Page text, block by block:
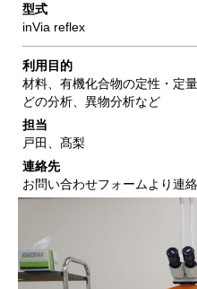
型式
inVia reflex
利用目的
材料、有機化合物の定性・定
どの分析、異物分析など
担当
戸田、髙梨
連絡先
お問い合わせフォームより連絡